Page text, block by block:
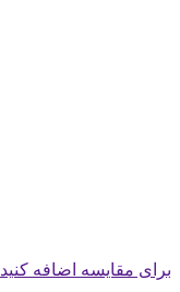
برای مقایسه اضافه کنید